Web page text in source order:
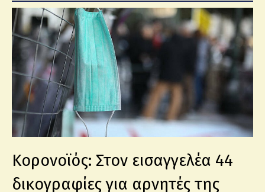
Κορονοϊός: Στον εισαγγελέα 44
δικογραφίες για αρνητές της